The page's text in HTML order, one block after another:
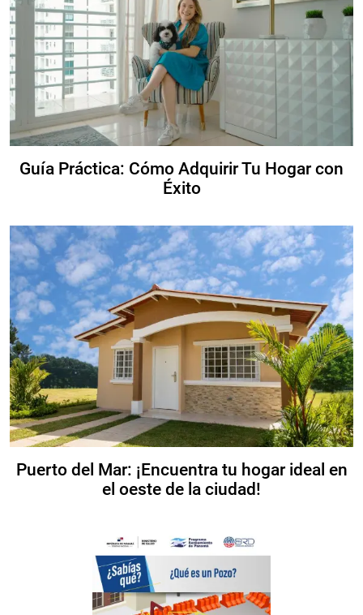
Guía Práctica: Cómo Adquirir Tu Hogar con
Éxito
Puerto del Mar: ¡Encuentra tu hogar ideal en
el oeste de la ciudad!